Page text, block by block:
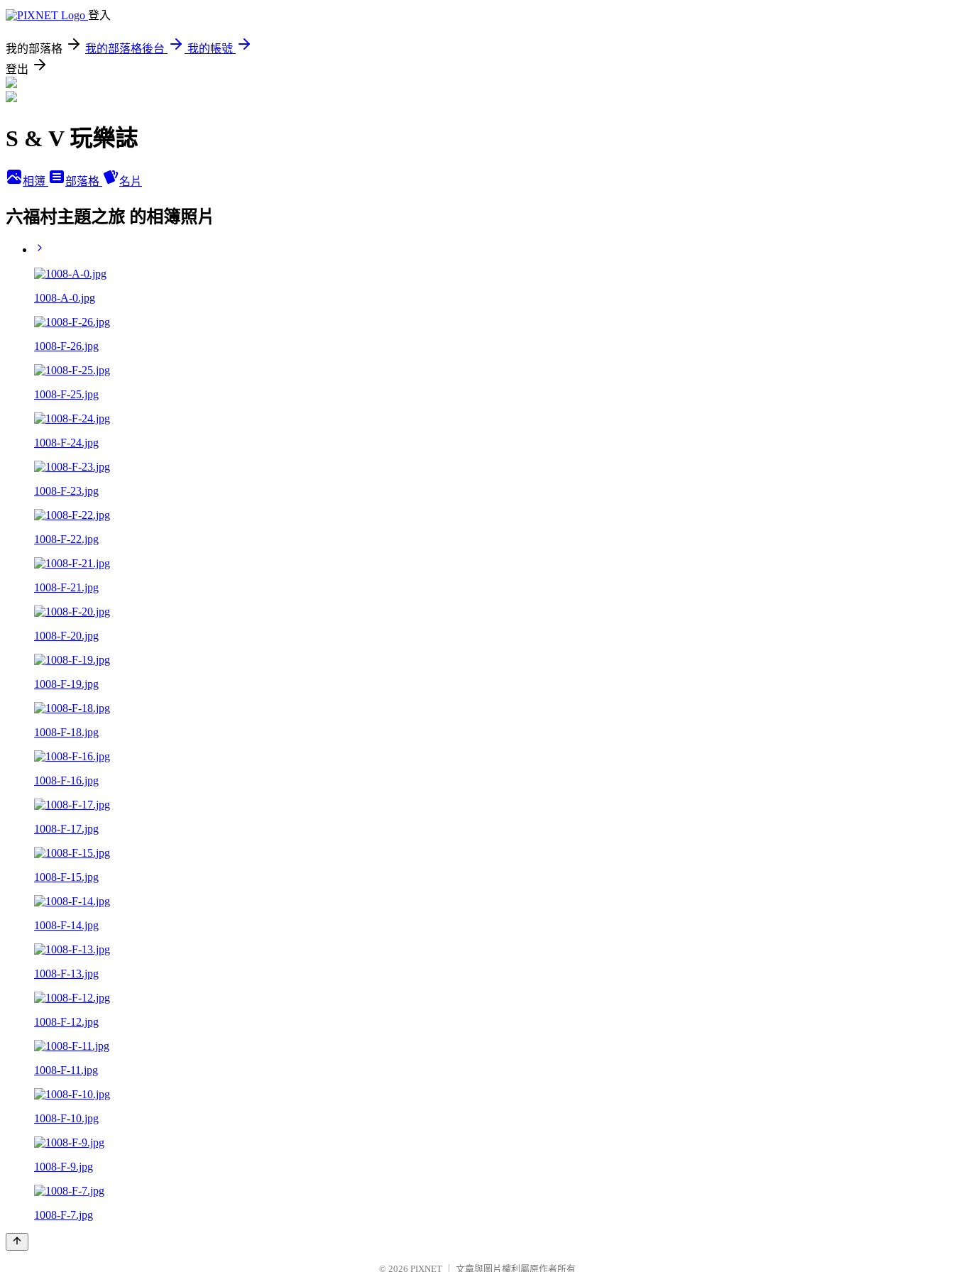
登入
我的部落格 我的部落格後台
我的帳號
登出
S & V 玩樂誌
相簿 部落格 名片
六福村主題之旅 的相簿照片
1008-A-0.jpg
1008-F-26.jpg
1008-F-25.jpg
1008-F-24.jpg
1008-F-23.jpg
1008-F-22.jpg
1008-F-21.jpg
1008-F-20.jpg
1008-F-19.jpg
1008-F-18.jpg
1008-F-16.jpg
1008-F-17.jpg
1008-F-15.jpg
1008-F-14.jpg
1008-F-13.jpg
1008-F-12.jpg
1008-F-11.jpg
1008-F-10.jpg
1008-F-9.jpg
1008-F-7.jpg
© 2026 PIXNET 文章與圖片權利屬原作者所有